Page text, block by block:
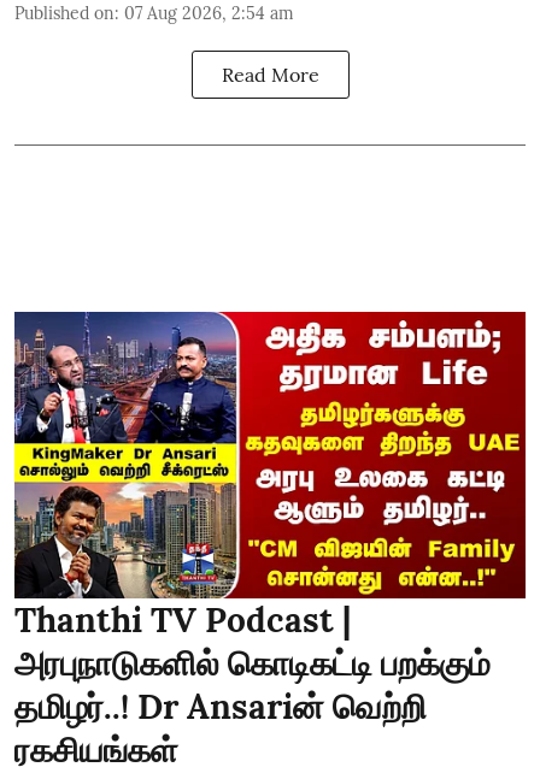
Published on: 07 Aug 2026, 2:54 am
Read More
Thanthi TV Podcast |
அரபுநாடுகளில் கொடிகட்டி பறக்கும்
தமிழர்..! Dr Ansariன் வெற்றி
ரகசியங்கள்